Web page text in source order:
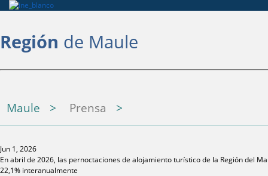
Región de Maule
Maule Prensa
Jun 1, 2026
En abril de 2026, las pernoctaciones de alojamiento turístico de la Región del
22,1% interanualmente